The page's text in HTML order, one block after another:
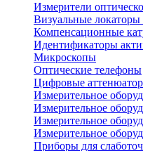
Измерители
Визуальные
Компенсационные
Идентификаторы
Микроскопы
Оптические телефоны
Цифровые
Измерительное
Измерительное
Измерительное
Измерительное
Приборы для